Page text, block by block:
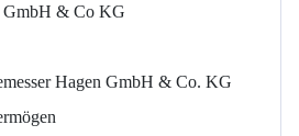
GmbH & Co KG
Hagen GmbH & Co. KG